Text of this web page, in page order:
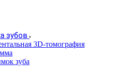
зубов
3D-томография
зуба